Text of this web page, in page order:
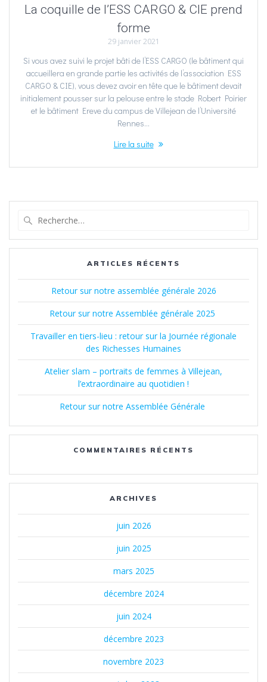
La coquille de l’ESS CARGO & CIE prend
forme
29 janvier 2021
Si vous avez suivi le projet bâti de l’ESS CARGO (le bâtiment qui
accueillera en grande partie les activités de l’association ESS
CARGO & CIE), vous devez avoir en tête que le bâtiment devait
initialement pousser sur la pelouse entre le stade Robert Poirier
et le bâtiment Ereve du campus de Villejean de l’Université
Rennes…
Lire la suite
:
ARTICLES RÉCENTS
Retour sur notre assemblée générale 2026
Retour sur notre Assemblée générale 2025
Travailler en tiers-lieu : retour sur la Journée régionale
des Richesses Humaines
Atelier slam – portraits de femmes à Villejean,
l’extraordinaire au quotidien !
Retour sur notre Assemblée Générale
COMMENTAIRES RÉCENTS
ARCHIVES
juin 2026
juin 2025
mars 2025
décembre 2024
juin 2024
décembre 2023
novembre 2023